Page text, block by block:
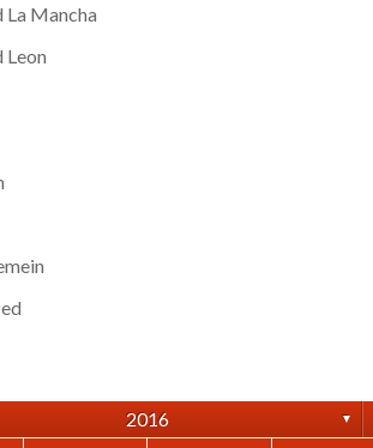
La Mancha
Leon
2016 ▼